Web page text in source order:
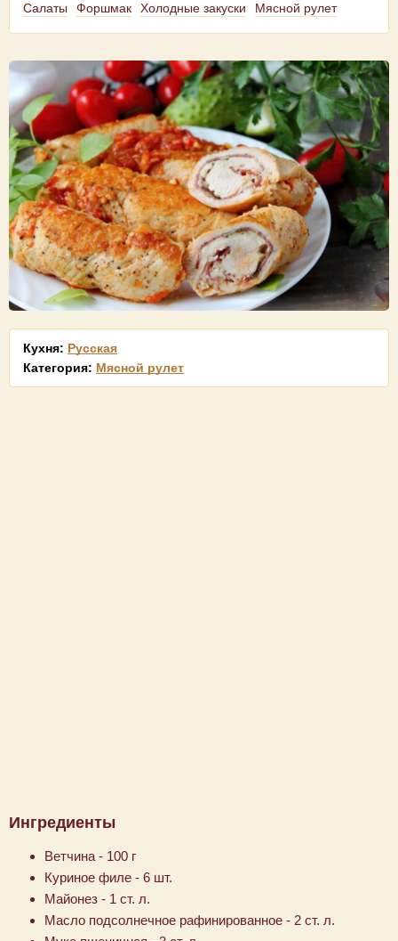
Салаты
Форшмак Холодные закуски Мясной рулет
Кухня: Русская
Категория: Мясной рулет
Ингредиенты
Ветчина - 100 г
Куриное филе - 6 шт.
Майонез - 1 ст. л.
Масло подсолнечное рафинированное - 2 ст. л.